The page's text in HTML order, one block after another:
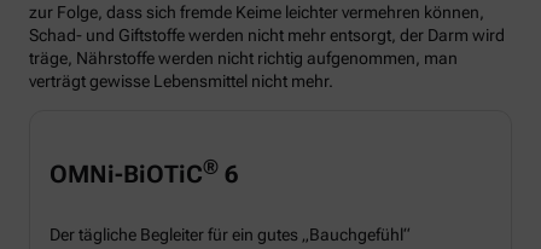
zur Folge, dass sich fremde Keime leichter vermehren können,
Schad- und Giftstoffe werden nicht mehr entsorgt, der Darm wird
träge, Nährstoffe werden nicht richtig aufgenommen, man
verträgt gewisse Lebensmittel nicht mehr.
OMNi-BiOTiC® 6
Der tägliche Begleiter für ein gutes „Bauchgefühl“